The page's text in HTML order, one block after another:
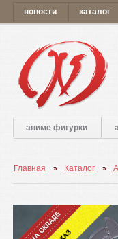
новости каталог
аниме фигурки
Главная Каталог